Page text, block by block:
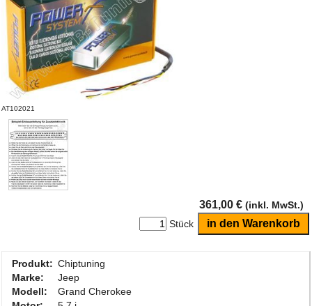
AT102021
361,00 € (inkl. MwSt.)
Stück
Produkt: Chiptuning
Marke:
Jeep
Modell:
Grand Cherokee